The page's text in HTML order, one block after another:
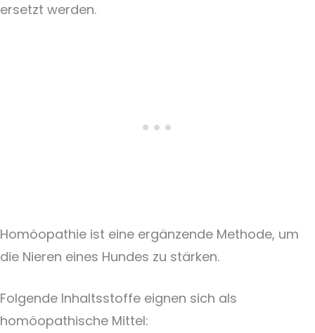
ersetzt werden.
Homöopathie ist eine ergänzende Methode, um
die Nieren eines Hundes zu stärken.
Folgende Inhaltsstoffe eignen sich als
homöopathische Mittel: